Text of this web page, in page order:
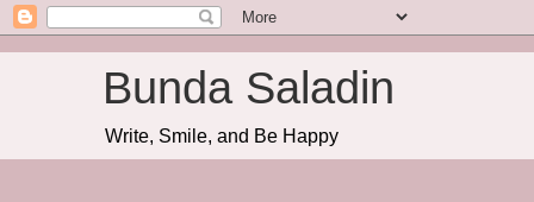
Bunda Saladin
Write, Smile, and Be Happy